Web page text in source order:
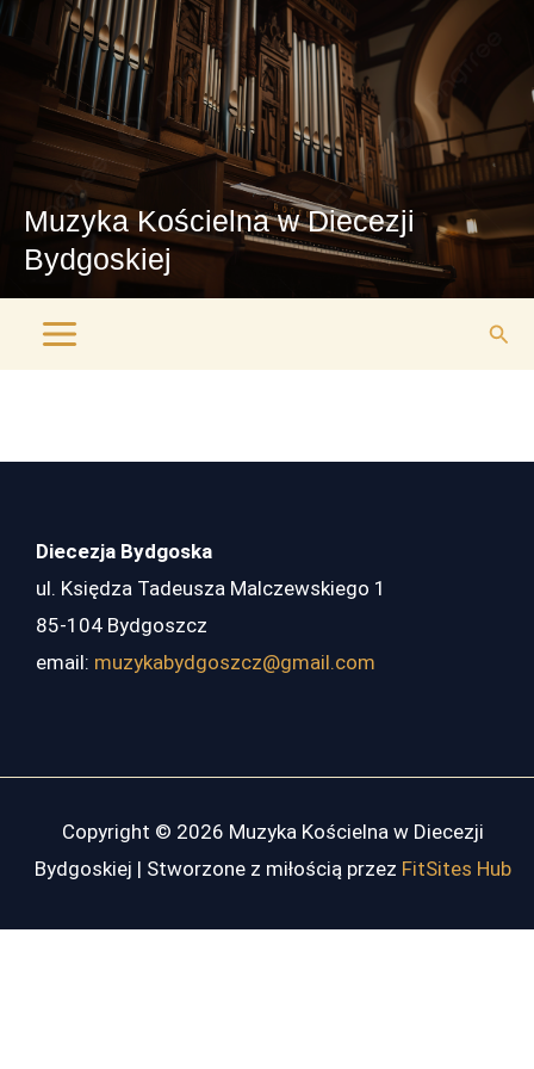
Przejdź
treści
Muzyka Kościelna w Diecezji
Bydgoskiej
Main
Menu
Diecezja Bydgoska
ul. Księdza Tadeusza Malczewskiego 1
85-104 Bydgoszcz
email: muzykabydgoszcz@gmail.com
Copyright © 2026 Muzyka Kościelna w Diecezji
Bydgoskiej | Stworzone z miłością przez FitSites Hub